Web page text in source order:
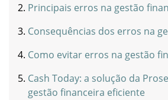
Principais erros na gestão
Consequências dos erros na
Como evitar erros na gestão
Cash Today: a solução da
gestão financeira eficiente